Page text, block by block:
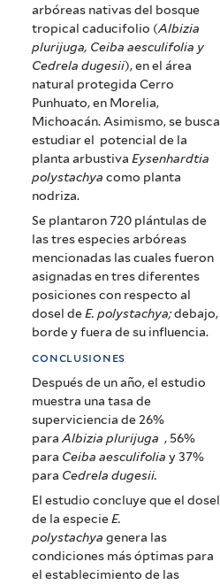
(Performance
of
native
tree
species)
arbóreas nativas del bosque
tropical caducifolio (Albizia
plurijuga, Ceiba aesculifolia y
Cedrela dugesii), en el área
natural protegida Cerro
Punhuato, en Morelia,
Michoacán. Asimismo, se busca
estudiar el potencial de la
planta arbustiva Eysenhardtia
polystachya como planta
nodriza.
Se plantaron 720 plántulas de
las tres especies arbóreas
mencionadas las cuales fueron
asignadas en tres diferentes
posiciones con respecto al
dosel de E. polystachya;debajo,
borde y fuera de su influencia.
conclusiones
Después de un año, el estudio
muestra una tasa de
superviciencia de 26%
paraAlbizia plurijuga , 56%
para Ceiba aesculifolia y 37%
para Cedrela dugesii.
El estudio concluye que el dosel
de la especieE.
polystachya genera las
condiciones más óptimas para
el establecimiento de las